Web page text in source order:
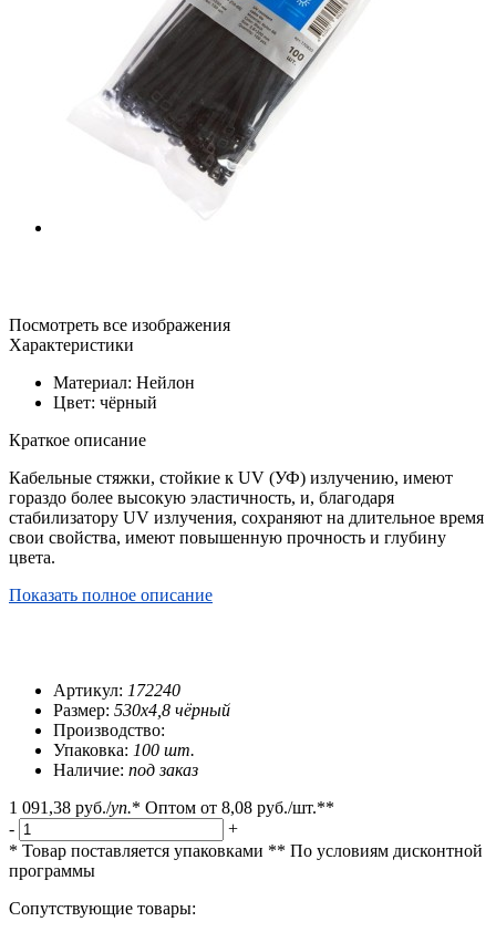
Посмотреть все изображения
Характеристики
Материал: Нейлон
Цвет: чёрный
Краткое описание
Кабельные стяжки, стойкие к UV (УФ) излучению, имеют
гораздо более высокую эластичность, и, благодаря
стабилизатору UV излучения, сохраняют на длительное время
свои свойства, имеют повышенную прочность и глубину
цвета.
Показать полное описание
Артикул: 172240
Размер: 530х4,8 чёрный
Производство:
Упаковка: 100 шт.
Наличие: под заказ
1 091,38 руб./уп.* Оптом от 8,08 руб./шт.**
-
+
* Товар поставляется упаковками ** По условиям дисконтной
программы
Сопутствующие товары: